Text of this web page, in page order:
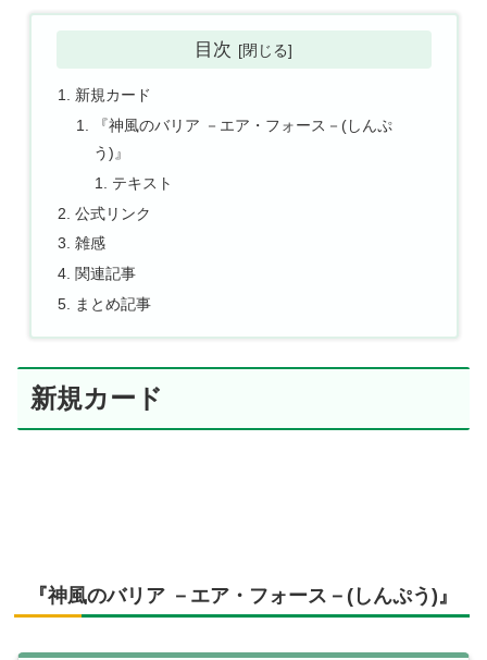
目次
新規カード
『神風のバリア －エア・フォース－(しんぷ
う)』
テキスト
公式リンク
雑感
関連記事
まとめ記事
新規カード
『神風のバリア －エア・フォース－(しんぷう)』